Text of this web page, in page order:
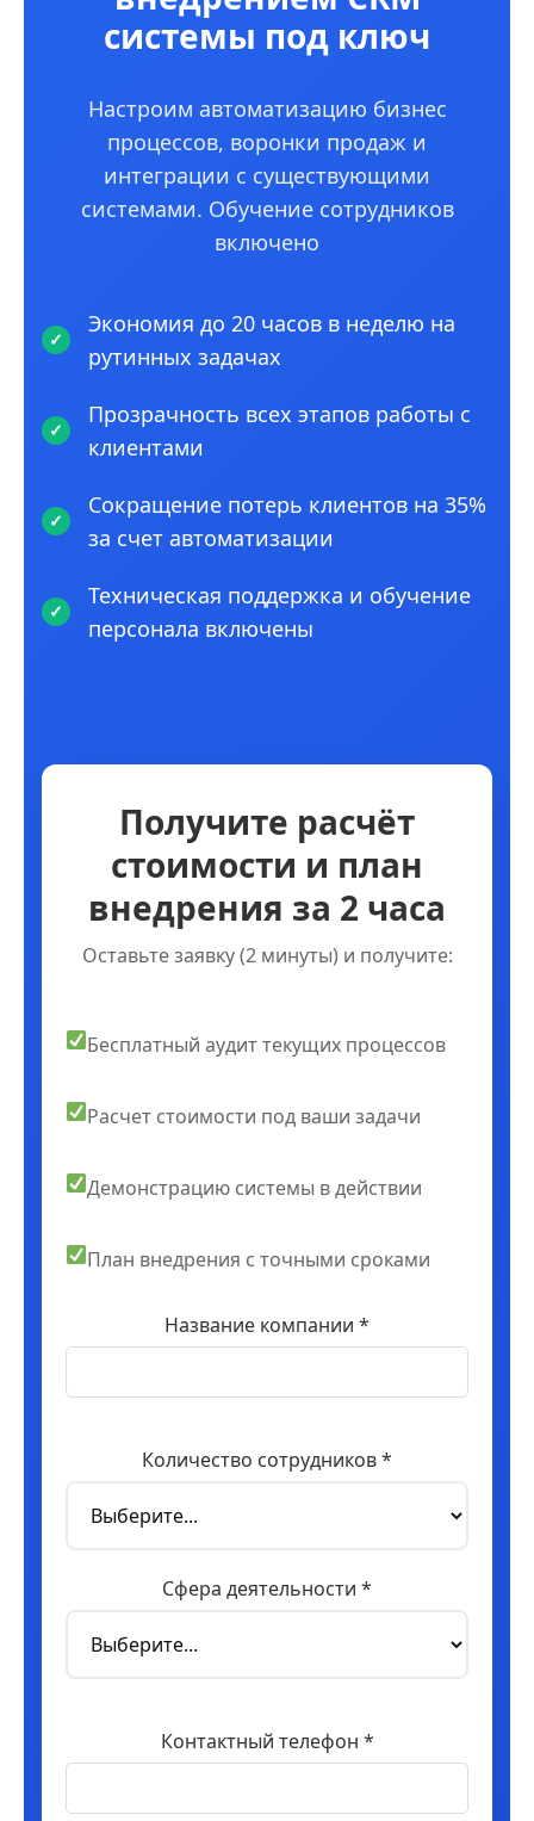
системы под ключ
Настроим автоматизацию бизнес
процессов, воронки продаж и
интеграции с существующими
системами. Обучение сотрудников
включено
Экономия до 20 часов в неделю на
рутинных задачах
Прозрачность всех этапов работы с
клиентами
Сокращение потерь клиентов на 35%
за счет автоматизации
Техническая поддержка и обучение
персонала включены
Получите расчёт
стоимости и план
внедрения за 2 часа
Оставьте заявку (2 минуты) и получите:
Бесплатный аудит текущих процессов
Расчет стоимости под ваши задачи
Демонстрацию системы в действии
План внедрения с точными сроками
Название компании *
Количество сотрудников *
Сфера деятельности *
Контактный телефон *